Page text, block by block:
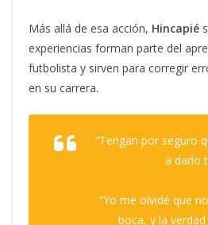
Más allá de esa acción, Hincapié
experiencias forman parte del
futbolista y sirven para corregir
en su carrera.
“Tengan por seguro
a darlo
“Yo me olvidé que
boca, y la